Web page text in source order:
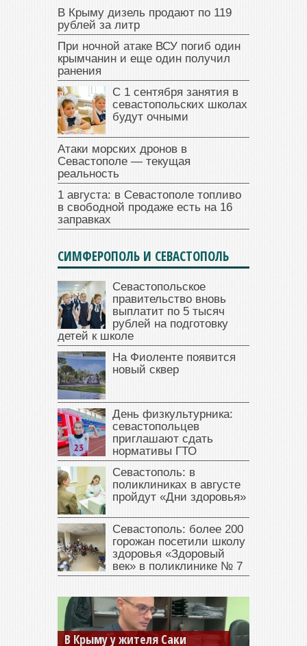
В Крыму дизель продают по 119
рублей за литр
При ночной атаке ВСУ погиб один
крымчанин и еще один получил
ранения
С 1 сентября занятия в
севастопольских школах
будут очными
Атаки морских дронов в
Севастополе — текущая
реальность
1 августа: в Севастополе топливо
в свободной продаже есть на 16
заправках
СИМФЕРОПОЛЬ И СЕВАСТОПОЛЬ
Севастопольское
правительство вновь
выплатит по 5 тысяч
рублей на подготовку
детей к школе
На Фиоленте появится
новый сквер
День физкультурника:
севастопольцев
приглашают сдать
нормативы ГТО
Севастополь: в
поликлиниках в августе
пройдут «Дни здоровья»
Севастополь: более 200
горожан посетили школу
здоровья «Здоровый
век» в поликлинике № 7